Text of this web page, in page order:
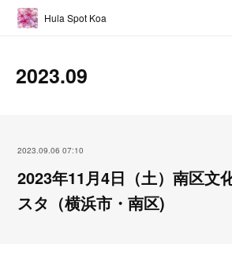
Hula Spot Koa
2023.09
2023.09.06 07:10
2023年11月4日（土）南区文
スタ（横浜市・南区)